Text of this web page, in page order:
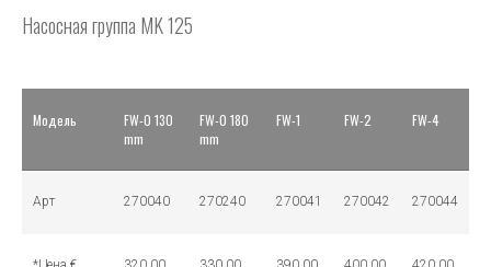
Насосная группа MK 125
Модель
FW-0 130
mm
FW-0 180
mm
FW-1 FW-2 FW-4
Арт 270040 270240 270041 270042 270044